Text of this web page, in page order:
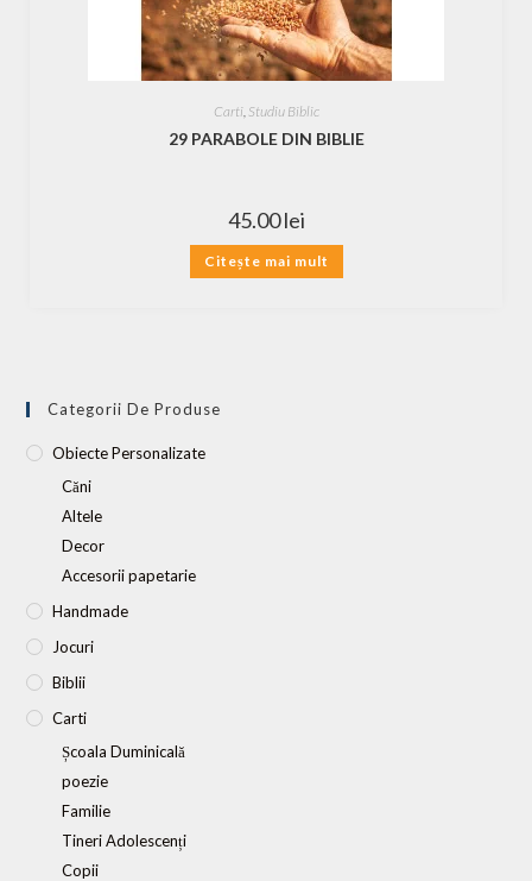
Carti, Studiu Biblic
29 PARABOLE DIN BIBLIE
45.00lei
Citește mai mult
Categorii De Produse
Obiecte Personalizate
Căni
Altele
Decor
Accesorii papetarie
Handmade
Jocuri
Biblii
Carti
Școala Duminicală
poezie
Familie
Tineri Adolescenți
Copii